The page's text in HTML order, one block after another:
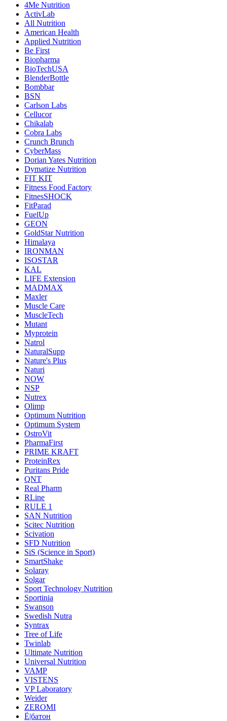
4Me Nutrition
ActivLab
All Nutrition
American Health
Applied Nutrition
Be First
Biopharma
BioTechUSA
BlenderBottle
Bombbar
BSN
Carlson Labs
Cellucor
Chikalab
Cobra Labs
Crunch Brunch
CyberMass
Dorian Yates Nutrition
Dymatize Nutrition
FIT KIT
Fitness Food Factory
FitnesSHOCK
FitParad
FuelUp
GEON
GoldStar Nutrition
Himalaya
IRONMAN
ISOSTAR
KAL
LIFE Extension
MADMAX
Maxler
Muscle Care
MuscleTech
Mutant
Myprotein
Natrol
NaturalSupp
Nature's Plus
Naturi
NOW
NSP
Nutrex
Olimp
Optimum Nutrition
Optimum System
OstroVit
PharmaFirst
PRIME KRAFT
ProteinRex
Puritans Pride
QNT
Real Pharm
RLine
RULE 1
SAN Nutrition
Scitec Nutrition
Scivation
SFD Nutrition
SiS (Science in Sport)
SmartShake
Solaray
Solgar
Sport Technology Nutrition
Sportinia
Swanson
Swedish Nutra
Syntrax
Tree of Life
Twinlab
Ultimate Nutrition
Universal Nutrition
VAMP
VISTENS
VP Laboratory
Weider
ZEROMI
Ё|батон